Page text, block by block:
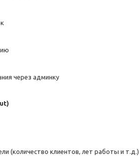
через админку
(количество клиентов, лет работы и т.д.)